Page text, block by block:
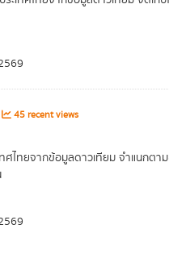
45 recent views
ไทยจากข้อมูลดาวเทียม จำแนกตา